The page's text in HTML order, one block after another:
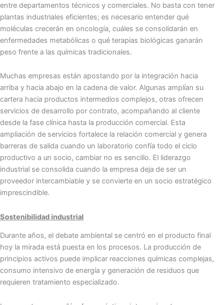
entre departamentos técnicos y comerciales. No basta con tener
plantas industriales eficientes; es necesario entender qué
moléculas crecerán en oncología, cuáles se consolidarán en
enfermedades metabólicas o qué terapias biológicas ganarán
peso frente a las químicas tradicionales.
Muchas empresas están apostando por la integración hacia
arriba y hacia abajo en la cadena de valor. Algunas amplían su
cartera hacia productos intermedios complejos, otras ofrecen
servicios de desarrollo por contrato, acompañando al cliente
desde la fase clínica hasta la producción comercial. Esta
ampliación de servicios fortalece la relación comercial y genera
barreras de salida cuando un laboratorio confía todo el ciclo
productivo a un socio, cambiar no es sencillo. El liderazgo
industrial se consolida cuando la empresa deja de ser un
proveedor intercambiable y se convierte en un socio estratégico
imprescindible.
Sostenibilidad industrial
Durante años, el debate ambiental se centró en el producto final
hoy la mirada está puesta en los procesos. La producción de
principios activos puede implicar reacciones químicas complejas,
consumo intensivo de energía y generación de residuos que
requieren tratamiento especializado.